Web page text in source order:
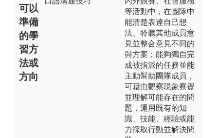
可以
準備
的學
習方
法或
方向
等活動中，在團隊中
能清楚表達自己想
法、聆聽其他成員意
見並整合意見不同的
與方案；能夠獨自完
成被指派的任務並能
主動幫助團隊成員，
可藉由觀察現象察覺
並理解可能存在的問
題，運用既有的知
識、技能、經驗或能
力採取行動並解決問